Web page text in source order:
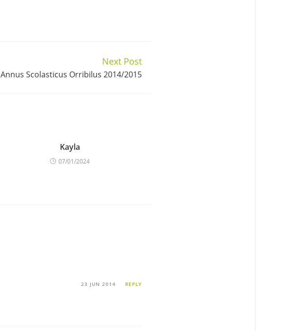
Next Post
Annus Scolasticus Orribilus 2014/2015
Kayla
07/01/2024
23 JUN 2014 REPLY